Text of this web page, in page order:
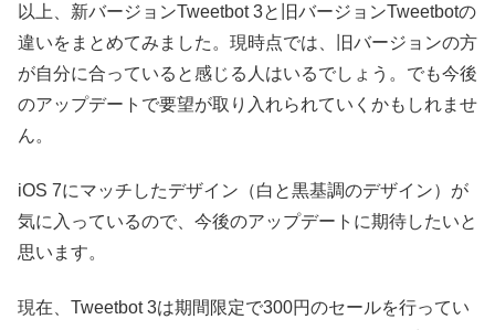
以上、新バージョンTweetbot 3と旧バージョンTweetbotの
違いをまとめてみました。現時点では、旧バージョンの方
が自分に合っていると感じる人はいるでしょう。でも今後
のアップデートで要望が取り入れられていくかもしれませ
ん。
iOS 7にマッチしたデザイン（白と黒基調のデザイン）が
気に入っているので、今後のアップデートに期待したいと
思います。
現在、Tweetbot 3は期間限定で300円のセールを行ってい